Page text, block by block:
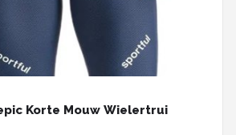
Korte Mouw Wielertrui